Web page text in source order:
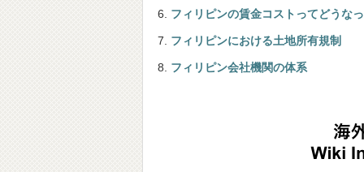
フィリピンの賃金コストってどうな
フィリピンにおける土地所有規制
フィリピン会社機関の体系